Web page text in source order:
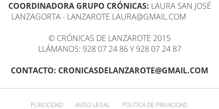
COORDINADORA GRUPO CRÓNICAS: LAURA SAN JOSÉ
LANZAGORTA - LANZAROTE.LAURA@GMAIL.COM
© CRÓNICAS DE LANZAROTE 2015
LLÁMANOS: 928 07 24 86 Y 928 07 24 87
CONTACTO: CRONICASDELANZAROTE@GMAIL.COM
PUBLICIDAD AVISO LEGAL POLÍTICA DE PRIVACIDAD